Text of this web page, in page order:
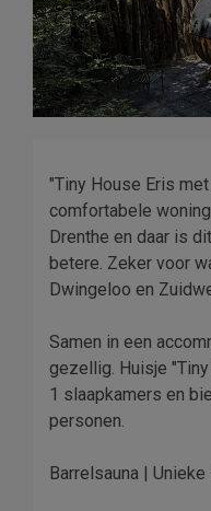
"Tiny House Eris
comfortabele
Drenthe en daar is
betere. Zeker voor
Dwingeloo en
Samen in een
gezellig. Huisje
1 slaapkamers en
personen.
Barrelsauna |